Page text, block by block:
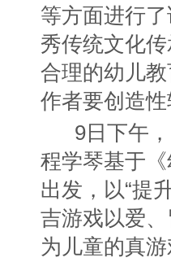
等方面进行
秀传统文化
合理的幼儿
作者要创造
9日下午
程学琴基于
出发，以“提
吉游戏以爱
为儿童的真